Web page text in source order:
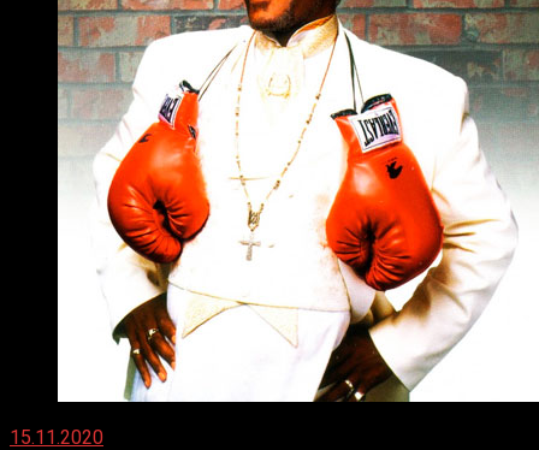
15.11.2020